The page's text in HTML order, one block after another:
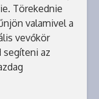
Törekednie
valamivel a
vevőkör
segíteni az